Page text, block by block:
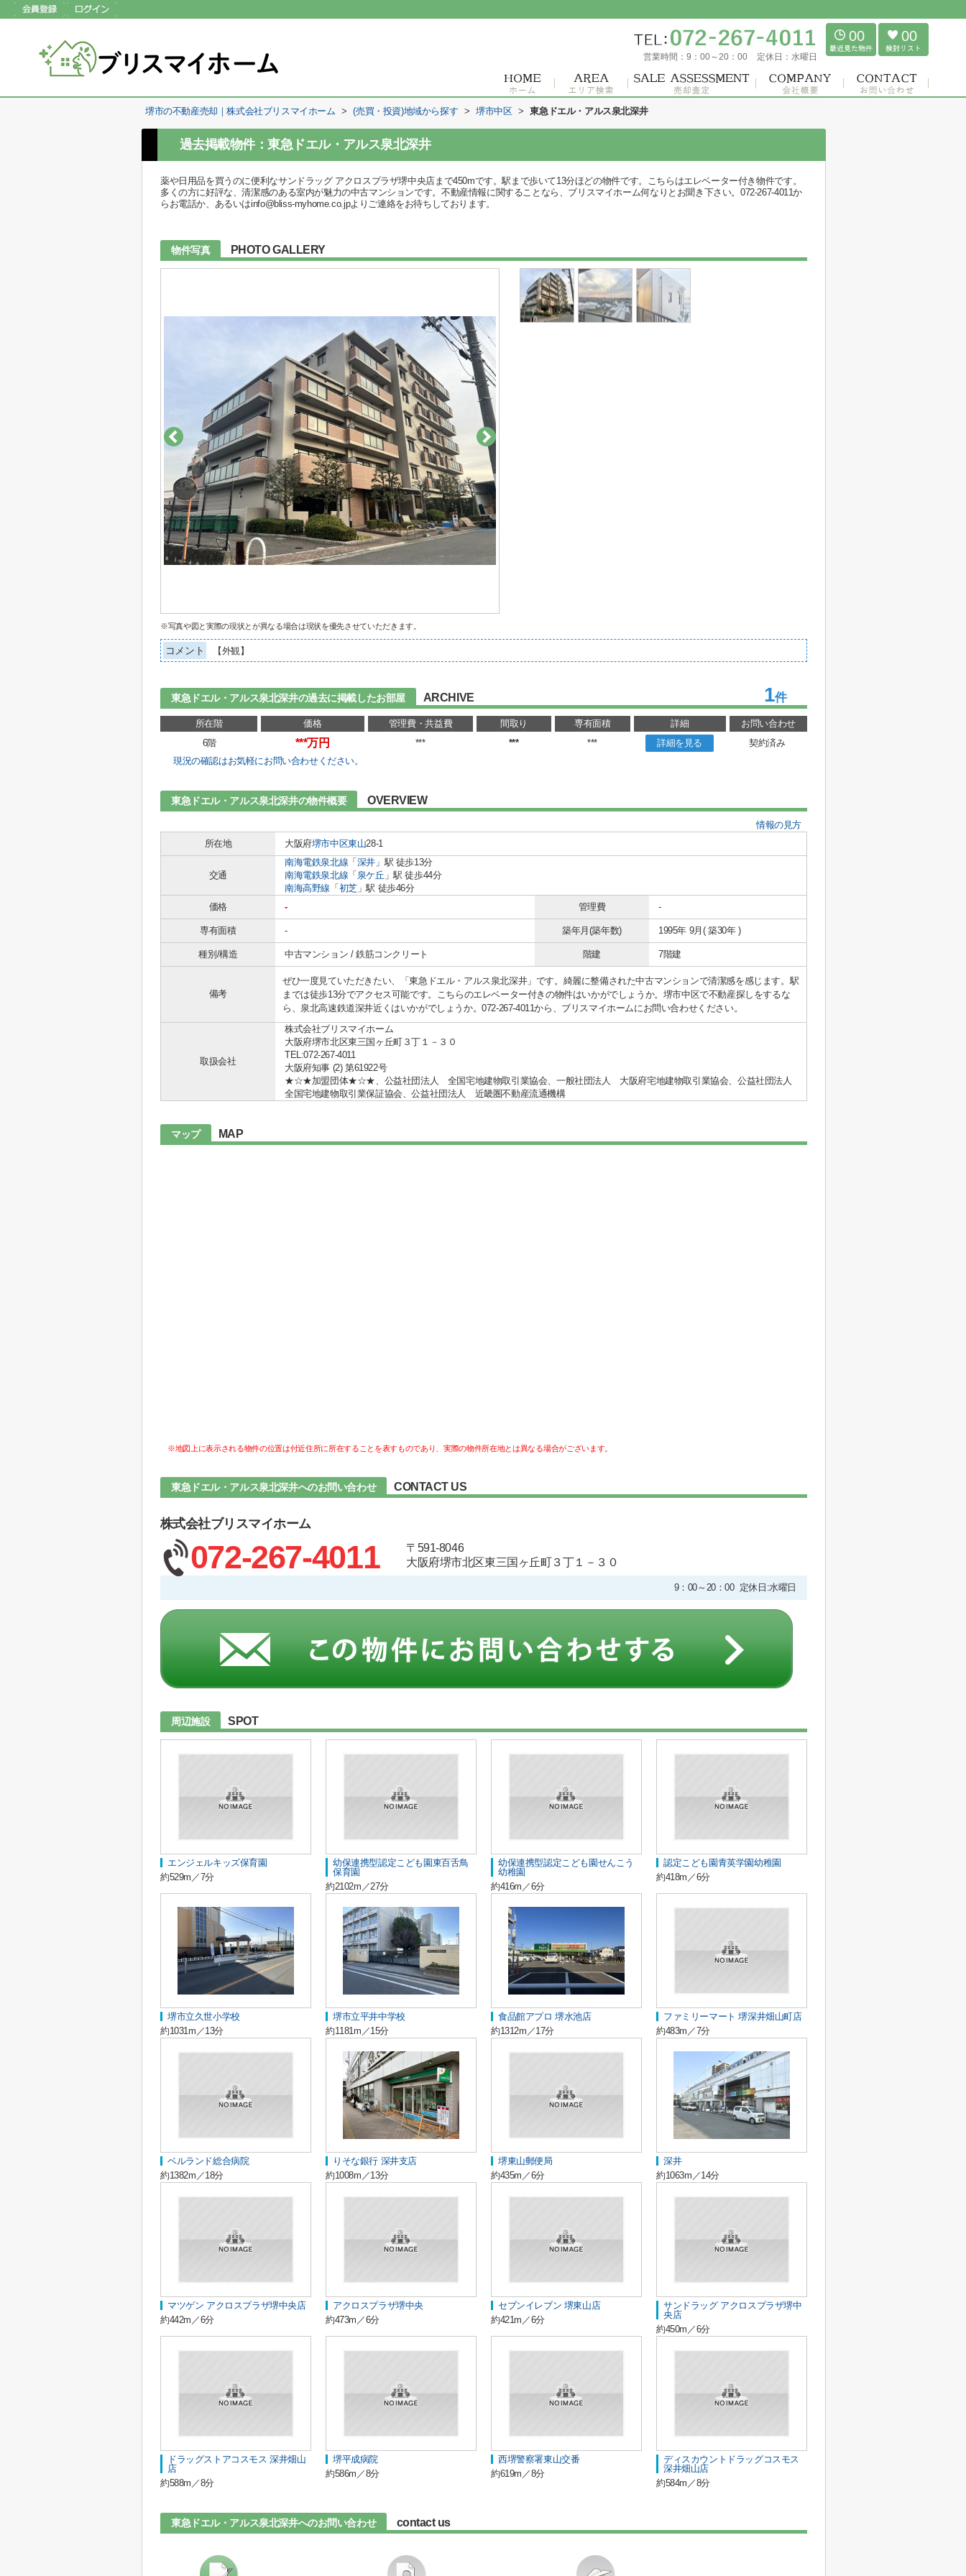
営業時間： 9：00～20：00 定休日： 水曜日
00 00
堺市の不動産売却｜株式会社ブリスマイホーム > (売買・投資)地域から探す > 堺市中区 > 東急ドエル・アルス泉北深井
過去掲載物件：東急ドエル・アルス泉北深井
薬や日用品を買うのに便利なサンドラッグ アクロスプラザ堺中央店まで450mです。駅まで歩いて13分ほどの物件です。こちらはエレベーター付き物件です。
多くの方に好評な、清潔感のある室内が魅力の中古マンションです。不動産情報に関することなら、ブリスマイホーム何なりとお聞き下さい。072-267-4011か
らお電話か、あるいはinfo@bliss-myhome.co.jpよりご連絡をお待ちしております。
物件写真 PHOTO GALLERY
※写真や図と実際の現状とが異なる場合は現状を優先させていただきます。
コメント 【外観】
東急ドエル・アルス泉北深井の過去に掲載したお部屋 ARCHIVE 1件
所在階 価格 管理費・共益費 間取り 専有面積 詳細
お問い合わせ
6階
***万円 *** *** *** 詳細を見る
契約済み
現況の確認はお気軽にお問い合わせください。
東急ドエル・アルス泉北深井の物件概要 OVERVIEW
情報の見方
所在地
大阪府堺市中区東山28-1
交通
南海電鉄泉北線 「 深井 」駅 徒歩13分
南海電鉄泉北線 「 泉ケ丘 」駅 徒歩44分
南海高野線 「 初芝」駅 徒歩46分
価格
- 管理費 -
専有面積 - 築年月(築年数) 1995年 9月( 築30年 )
種別/構造 中古マンション / 鉄筋コンクリート 階建 7階建
備考
ぜひ一度見ていただきたい、「東急ドエル・アルス泉北深井」です。綺麗に整備された中古マンションで清潔感を感じます。駅
までは徒歩13分でアクセス可能です。こちらのエレベーター付きの物件はいかがでしょうか。堺市中区で不動産探しをするな
ら、泉北高速鉄道深井近くはいかがでしょうか。072-267-4011から、ブリスマイホームにお問い合わせください。
取扱会社
株式会社ブリスマイホーム
大阪府堺市北区東三国ヶ丘町３丁１－３０
TEL:072-267-4011
大阪府知事 (2) 第61922号
★☆★加盟団体★☆★、公益社団法人 全国宅地建物取引業協会、一般社団法人 大阪府宅地建物取引業協会、公益社団法人
全国宅地建物取引業保証協会、公益社団法人 近畿圏不動産流通機構
マップ MAP
※地図上に表示される物件の位置は付近住所に所在することを表すものであり、実際の物件所在地とは異なる場合がございます。
東急ドエル・アルス泉北深井へのお問い合わせ CONTACT US
株式会社ブリスマイホーム
072-267-4011
〒591-8046
大阪府堺市北区東三国ヶ丘町３丁１－３０
9：00～20：00 定休日:水曜日
周辺施設 SPOT
エンジェルキッズ保育園
約529m／7分
幼保連携型認定こども園東百舌鳥
保育園
約2102m／27分
幼保連携型認定こども園せんこう
幼稚園
約416m／6分
認定こども園青英学園幼稚園
約418m／6分
堺市立久世小学校
約1031m／13分
堺市立平井中学校
約1181m／15分
食品館アプロ 堺水池店
約1312m／17分
ファミリーマート 堺深井畑山町店
約483m／7分
ベルランド総合病院
約1382m／18分
りそな銀行 深井支店
約1008m／13分
堺東山郵便局
約435m／6分
深井
約1063m／14分
マツゲン アクロスプラザ堺中央店
約442m／6分
アクロスプラザ堺中央
約473m／6分
セブンイレブン 堺東山店
約421m／6分
サンドラッグ アクロスプラザ堺中
央店
約450m／6分
ドラッグストアコスモス 深井畑山
店
約588m／8分
堺平成病院
約586m／8分
西堺警察署東山交番
約619m／8分
ディスカウントドラッグコスモス
深井畑山店
約584m／8分
東急ドエル・アルス泉北深井へのお問い合わせ contact us